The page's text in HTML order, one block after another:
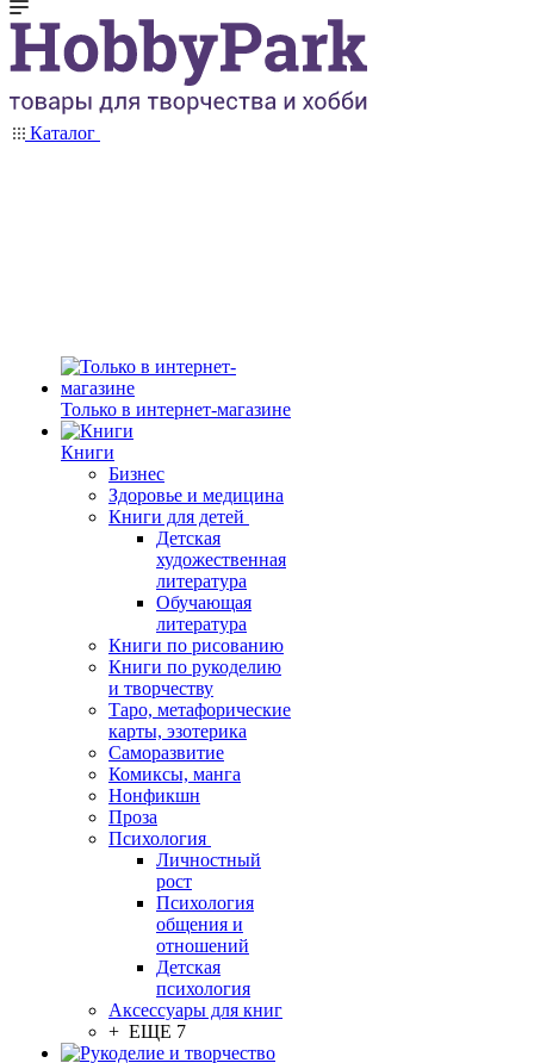
Каталог
Только в интернет-магазине
Книги
Бизнес
Здоровье и медицина
Книги для детей
Детская
художественная
литература
Обучающая
литература
Книги по рисованию
Книги по рукоделию
и творчеству
Таро, метафорические
карты, эзотерика
Саморазвитие
Комиксы, манга
Нонфикшн
Проза
Психология
Личностный
рост
Психология
общения и
отношений
Детская
психология
Аксессуары для книг
+ ЕЩЕ 7